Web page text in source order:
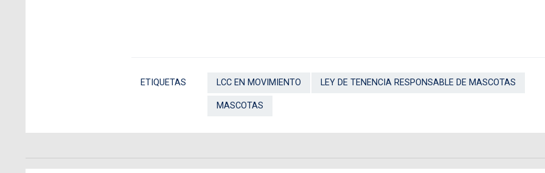
ETIQUETAS LCC EN MOVIMIENTO LEY DE TENENCIA RESPONSABLE DE MASCOTAS
MASCOTAS